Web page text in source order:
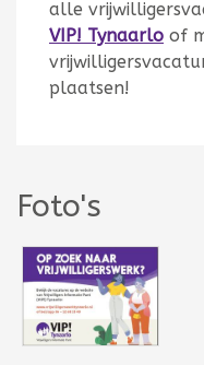
alle
VIP! Tynaarlo of
plaatsen!
Foto's